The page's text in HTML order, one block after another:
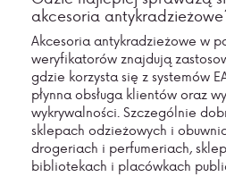
akcesoria
Akcesoria antykradzieżowe w
weryfikatorów znajdują
gdzie korzysta się z systemów
płynna obsługa klientów oraz
wykrywalności. Szczególnie
sklepach odzieżowych i
drogeriach i perfumeriach,
bibliotekach i placówkach